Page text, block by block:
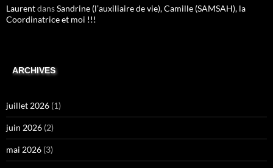
LaurentdansSandrine (l’auxiliaire de vie), Camille (SAMSAH), la
Coordinatrice et moi !!!
ARCHIVES
juillet 2026 (1)
juin 2026 (2)
mai 2026 (3)